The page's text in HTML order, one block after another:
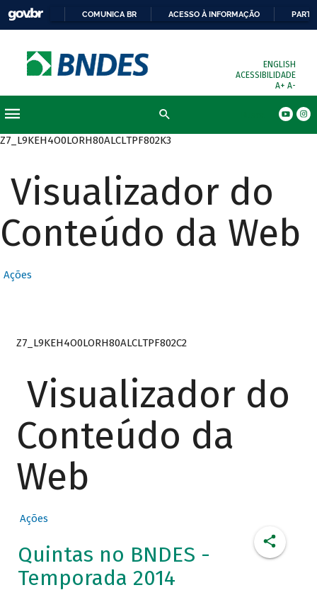
COMUNICA BR ACESSO À INFORMAÇÃO
ENGLISH
ACESSIBILIDADE
A+ A-
Z7_L9KEH4O0LORH80ALCLTPF802K3
Visualizador do
Conteúdo da Web
Ações
Z7_L9KEH4O0LORH80ALCLTPF802C2
Visualizador do
Conteúdo da
Web
Ações
Quintas no BNDES -
Temporada 2014